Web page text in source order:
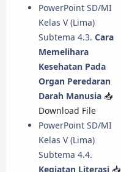
PowerPoint SD/MI
Kelas V (Lima)
Subtema 4.3. Cara
Memelihara
Kesehatan Pada
Organ Peredaran
Darah Manusia 📥
Download File
PowerPoint SD/MI
Kelas V (Lima)
Subtema 4.4.
Kegiatan Literasi 📥